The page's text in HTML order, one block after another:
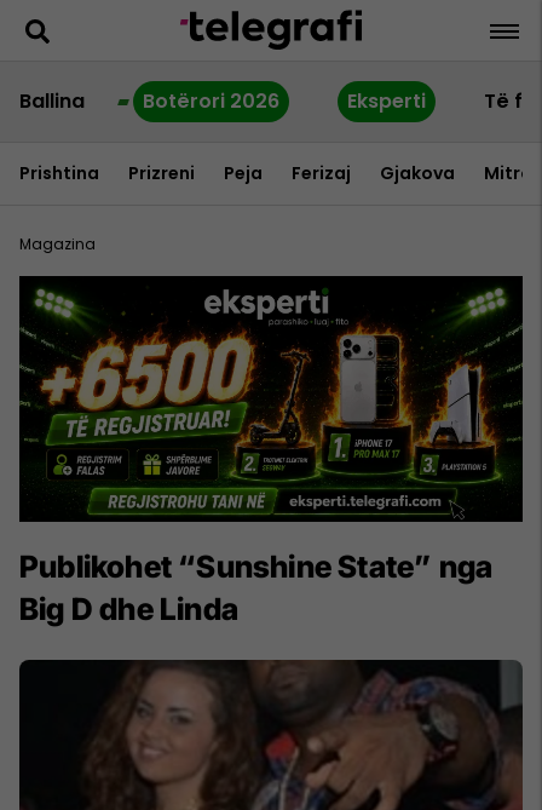
Ballina Botërori 2026 Eksperti Të
Prishtina Prizreni Peja Ferizaj Gjakova
Magazina
Publikohet “Sunshine State” nga
Big D dhe Linda